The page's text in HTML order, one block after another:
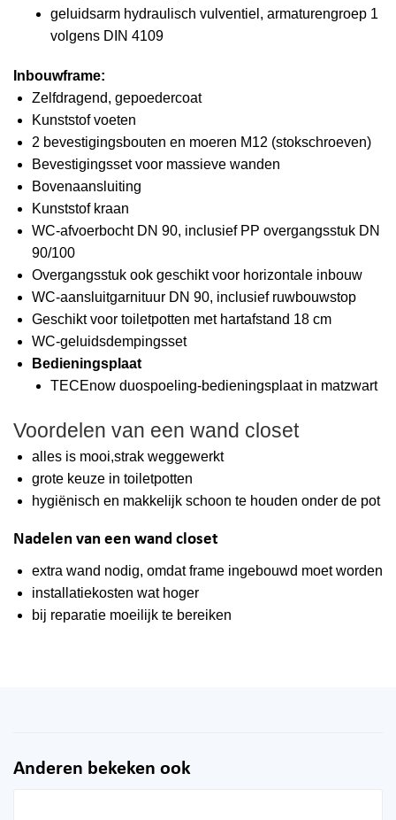
geluidsarm hydraulisch vulventiel, armaturengroep 1
volgens DIN 4109
Inbouwframe:
Zelfdragend, gepoedercoat
Kunststof voeten
2 bevestigingsbouten en moeren M12 (stokschroeven)
Bevestigingsset voor massieve wanden
Bovenaansluiting
Kunststof kraan
WC-afvoerbocht DN 90, inclusief PP overgangsstuk DN
90/100
Overgangsstuk ook geschikt voor horizontale inbouw
WC-aansluitgarnituur DN 90, inclusief ruwbouwstop
Geschikt voor toiletpotten met hartafstand 18 cm
WC-geluidsdempingsset
Bedieningsplaat
TECEnow duospoeling-bedieningsplaat in matzwart
Voordelen van een wand closet
alles is mooi,strak weggewerkt
grote keuze in toiletpotten
hygiënisch en makkelijk schoon te houden onder de pot
Nadelen van een wand closet
extra wand nodig, omdat frame ingebouwd moet worden
installatiekosten wat hoger
bij reparatie moeilijk te bereiken
Anderen bekeken ook